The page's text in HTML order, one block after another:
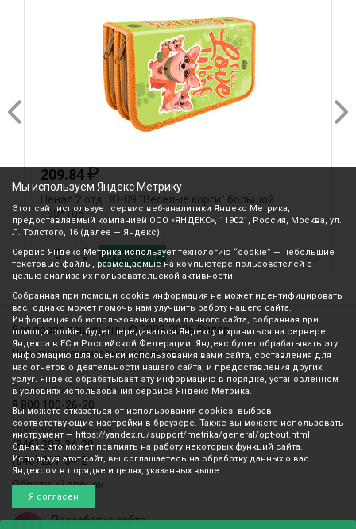
209.84₽
Пенал 2 отд ПО-09 "Веселые корги" большой
190*105
В корзину
Все права защищены © 2003-2026 Вилор
Политика конфиденциальности
Звонок по России бесплатный
8 800 100-26-20
Принимаем звонки
(846) 207-34-20
(846) 207-34-21
Обратный звонок
Разработка сайта
Мы используем Яндекс Метрику
Этот сайт использует сервис веб-аналитики Яндекс Метрика,
предоставляемый компанией ООО «ЯНДЕКС», 119021, Россия, Москва, ул.
Л. Толстого, 16 (далее — Яндекс).
Сервис Яндекс Метрика использует технологию “cookie” — небольшие
текстовые файлы, размещаемые на компьютере пользователей с
целью анализа их пользовательской активности.
Собранная при помощи cookie информация не может идентифицировать
вас, однако может помочь нам улучшить работу нашего сайта.
Информация об использовании вами данного сайта, собранная при
помощи cookie, будет передаваться Яндексу и храниться на сервере
Яндекса в ЕС и Российской Федерации. Яндекс будет обрабатывать эту
информацию для оценки использования вами сайта, составления для
нас отчетов о деятельности нашего сайта, и предоставления других
услуг. Яндекс обрабатывает эту информацию в порядке, установленном
в условиях использования сервиса Яндекс Метрика.
Вы можете отказаться от использования cookies, выбрав
соответствующие настройки в браузере. Также вы можете использовать
инструмент — https://yandex.ru/support/metrika/general/opt-out.html
Однако это может повлиять на работу некоторых функций сайта.
Используя этот сайт, вы соглашаетесь на обработку данных о вас
Яндексом в порядке и целях, указанных выше.
Я согласен